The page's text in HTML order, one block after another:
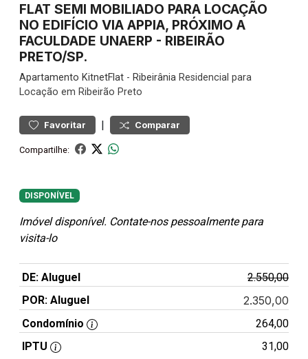
FLAT SEMI MOBILIADO PARA LOCAÇÃO
NO EDIFÍCIO VIA APPIA, PRÓXIMO A
FACULDADE UNAERP - RIBEIRÃO
PRETO/SP.
Apartamento KitnetFlat - Ribeirânia Residencial para
Locação em Ribeirão Preto
Favoritar | Comparar
Compartilhe:
DISPONÍVEL
Imóvel disponível. Contate-nos pessoalmente para
visita-lo
DE: Aluguel
2.550,00
POR: Aluguel
2.350,00
Condomínio
264,00
IPTU
31,00